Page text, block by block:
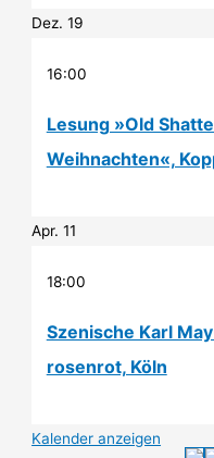
Dez.19
16:00
Lesung »Old
Weihnachten«,
Apr.11
18:00
Szenische Karl
rosenrot, Köln
Kalender anzeigen